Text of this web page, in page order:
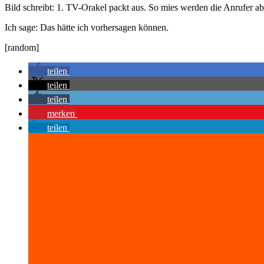
Bild schreibt: 1. TV-Orakel packt aus. So mies werden die Anrufer
Ich sage: Das hätte ich vorhersagen können.
[random]
teilen
teilen
teilen
merken
teilen